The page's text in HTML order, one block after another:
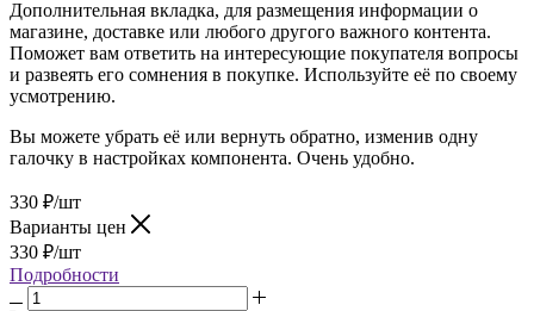
Дополнительная вкладка, для размещения информации о
магазине, доставке или любого другого важного контента.
Поможет вам ответить на интересующие покупателя вопросы
и развеять его сомнения в покупке. Используйте её по своему
усмотрению.
Вы можете убрать её или вернуть обратно, изменив одну
галочку в настройках компонента. Очень удобно.
330 ₽/шт
Варианты цен
330 ₽/шт
Подробности